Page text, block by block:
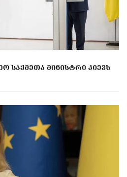
ᲡᲐᲥᲛᲔᲗᲐ ᲛᲘᲜᲘᲡᲢᲠᲘ ᲙᲘᲔᲕᲡ